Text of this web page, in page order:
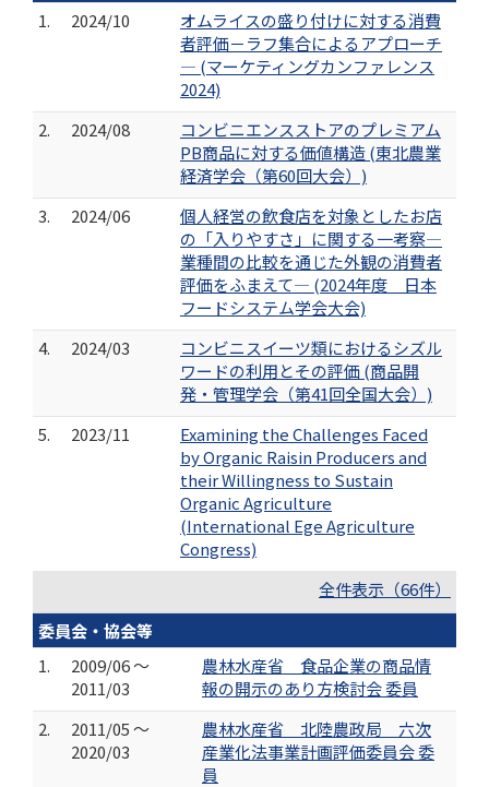
1.
2024/10
オムライスの盛り付けに対する消費
者評価－ラフ集合によるアプローチ
― (マーケティングカンファレンス
2024)
2.
2024/08
コンビニエンスストアのプレミアム
PB商品に対する価値構造 (東北農業
経済学会（第60回大会）)
3.
2024/06
個人経営の飲食店を対象としたお店
の「入りやすさ」に関する一考察―
業種間の比較を通じた外観の消費者
評価をふまえて― (2024年度 日本
フードシステム学会大会)
4.
2024/03
コンビニスイーツ類におけるシズル
ワードの利用とその評価 (商品開
発・管理学会（第41回全国大会）)
5.
2023/11
Examining the Challenges Faced
by Organic Raisin Producers and
their Willingness to Sustain
Organic Agriculture
(International Ege Agriculture
Congress)
全件表示（66件）
委員会・協会等
1.
2009/06 ～
2011/03
農林水産省 食品企業の商品情
報の開示のあり方検討会 委員
2.
2011/05 ～
2020/03
農林水産省 北陸農政局 六次
産業化法事業計画評価委員会 委
員